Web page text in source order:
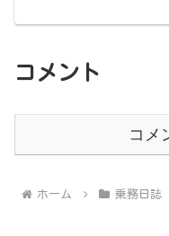
コメント
コメ
ホーム 乗務日誌